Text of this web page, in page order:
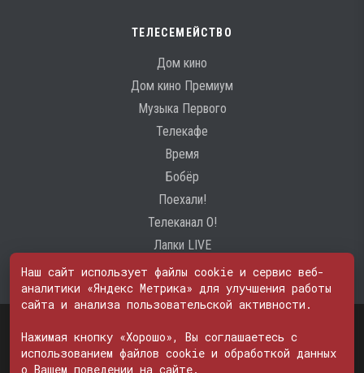
ТЕЛЕСЕМЕЙСТВО
Дом кино
Дом кино Премиум
Музыка Первого
Телекафе
Время
Бобёр
Поехали!
Телеканал О!
Лапки LIVE
№ ФС 77 - 74600
© 2000—2026. Редакция телеканала «ПОБЕДА». Все права на любые
материалы, опубликованные на сайте, защищены. Любое
Наш сайт использует файлы cookie и сервис веб-
аналитики «Яндекс Метрика» для улучшения работы
сайта и анализа пользовательской активности.
Нажимая кнопку «Хорошо», Вы соглашаетесь с
использованием файлов cookie и обработкой данных
о Вашем поведении на сайте.